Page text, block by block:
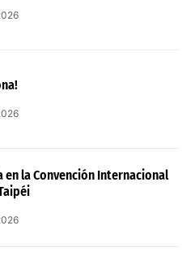
en la Convención Internacional